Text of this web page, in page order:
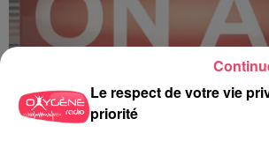
Le respect de votre vie
priorité